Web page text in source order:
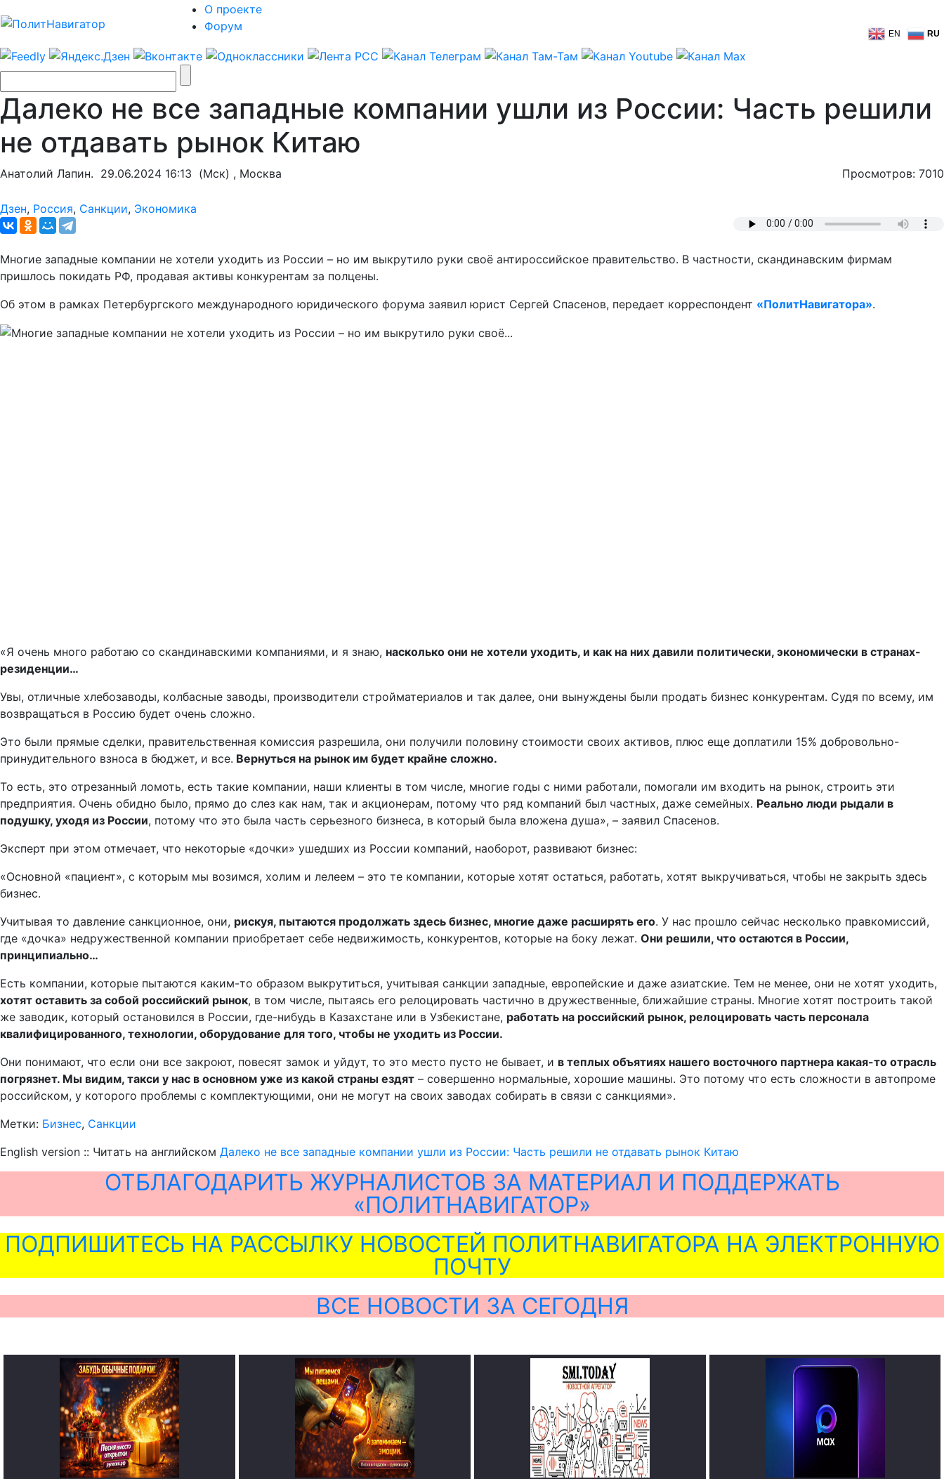
О проекте
Форум
EN RU
Далеко не все западные компании ушли из России: Часть решили
не отдавать рынок Китаю
Анатолий Лапин. 29.06.2024 16:13 (Мск) , Москва Просмотров: 7010
Дзен, Россия, Санкции, Экономика
Многие западные компании не хотели уходить из России – но им выкрутило руки своё антироссийское правительство. В частности, скандинавским фирмам
пришлось покидать РФ, продавая активы конкурентам за полцены.
Об этом в рамках Петербургского международного юридического форума заявил юрист Сергей Спасенов, передает корреспондент «ПолитНавигатора».
«Я очень много работаю со скандинавскими компаниями, и я знаю, насколько они не хотели уходить, и как на них давили политически, экономически в странах-
резиденции…
Увы, отличные хлебозаводы, колбасные заводы, производители стройматериалов и так далее, они вынуждены были продать бизнес конкурентам. Судя по всему, им
возвращаться в Россию будет очень сложно.
Это были прямые сделки, правительственная комиссия разрешила, они получили половину стоимости своих активов, плюс еще доплатили 15% добровольно-
принудительного взноса в бюджет, и все. Вернуться на рынок им будет крайне сложно.
То есть, это отрезанный ломоть, есть такие компании, наши клиенты в том числе, многие годы с ними работали, помогали им входить на рынок, строить эти
предприятия. Очень обидно было, прямо до слез как нам, так и акционерам, потому что ряд компаний был частных, даже семейных. Реально люди рыдали в
подушку, уходя из России, потому что это была часть серьезного бизнеса, в который была вложена душа», – заявил Спасенов.
Эксперт при этом отмечает, что некоторые «дочки» ушедших из России компаний, наоборот, развивают бизнес:
«Основной «пациент», с которым мы возимся, холим и лелеем – это те компании, которые хотят остаться, работать, хотят выкручиваться, чтобы не закрыть здесь
бизнес.
Учитывая то давление санкционное, они, рискуя, пытаются продолжать здесь бизнес, многие даже расширять его. У нас прошло сейчас несколько правкомиссий,
где «дочка» недружественной компании приобретает себе недвижимость, конкурентов, которые на боку лежат. Они решили, что остаются в России,
принципиально…
Есть компании, которые пытаются каким-то образом выкрутиться, учитывая санкции западные, европейские и даже азиатские. Тем не менее, они не хотят уходить,
хотят оставить за собой российский рынок, в том числе, пытаясь его релоцировать частично в дружественные, ближайшие страны. Многие хотят построить такой
же заводик, который остановился в России, где-нибудь в Казахстане или в Узбекистане, работать на российский рынок, релоцировать часть персонала
квалифицированного, технологии, оборудование для того, чтобы не уходить из России.
Они понимают, что если они все закроют, повесят замок и уйдут, то это место пусто не бывает, и в теплых объятиях нашего восточного партнера какая-то отрасль
погрязнет. Мы видим, такси у нас в основном уже из какой страны ездят – совершенно нормальные, хорошие машины. Это потому что есть сложности в автопроме
российском, у которого проблемы с комплектующими, они не могут на своих заводах собирать в связи с санкциями».
Метки: Бизнес, Санкции
English version :: Читать на английском Далеко не все западные компании ушли из России: Часть решили не отдавать рынок Китаю
ОТБЛАГОДАРИТЬ ЖУРНАЛИСТОВ ЗА МАТЕРИАЛ И ПОДДЕРЖАТЬ
«ПОЛИТНАВИГАТОР»
ПОДПИШИТЕСЬ НА РАССЫЛКУ НОВОСТЕЙ ПОЛИТНАВИГАТОРА НА ЭЛЕКТРОННУЮ
ПОЧТУ
ВСЕ НОВОСТИ ЗА СЕГОДНЯ